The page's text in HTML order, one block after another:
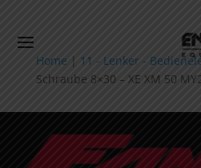
Home | 11 - Lenker -
Schraube 8×30 – XE XM 50